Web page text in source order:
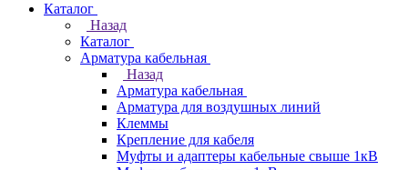
Каталог
Назад
Каталог
Арматура кабельная
Назад
Арматура кабельная
Арматура для воздушных линий
Клеммы
Крепление для кабеля
Муфты и адаптеры кабельные свыше 1кВ